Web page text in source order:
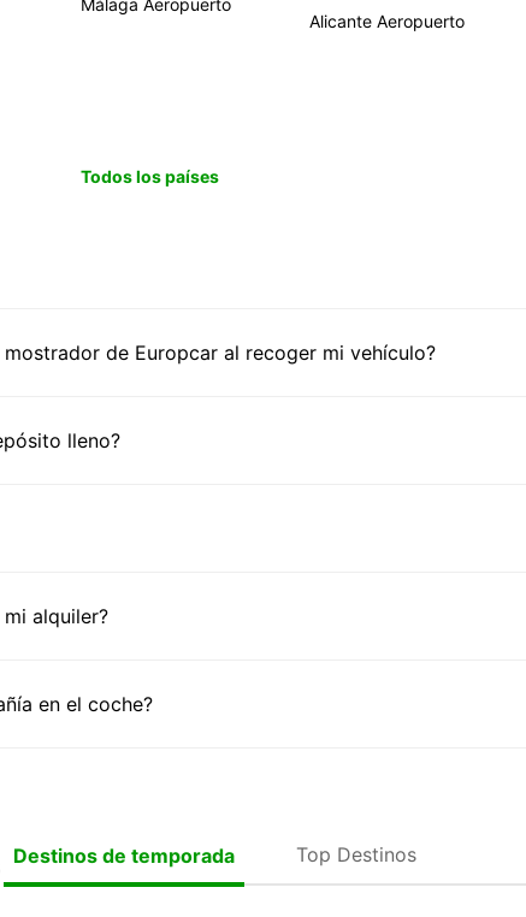
Málaga Aeropuerto
Alicante Aeropuerto
Todos los países
de Europcar al recoger mi vehículo?
lleno?
alquiler?
en el coche?
Destinos de temporada Top Destinos